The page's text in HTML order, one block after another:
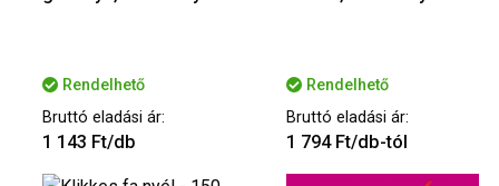
Rendelhető
Bruttó eladási ár:
1 143 Ft/db
Rendelhető
Bruttó eladási ár:
1 794 Ft/db-tól